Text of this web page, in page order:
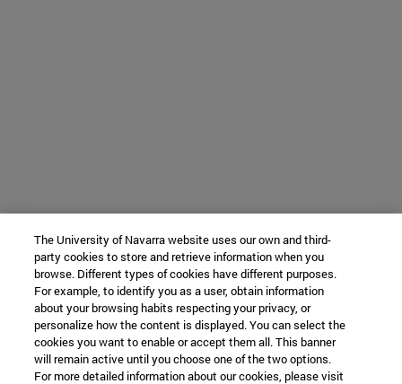
The University of Navarra website uses our own and third-
party cookies to store and retrieve information when you
browse. Different types of cookies have different purposes.
For example, to identify you as a user, obtain information
about your browsing habits respecting your privacy, or
personalize how the content is displayed. You can select the
cookies you want to enable or accept them all. This banner
will remain active until you choose one of the two options.
For more detailed information about our cookies, please visit